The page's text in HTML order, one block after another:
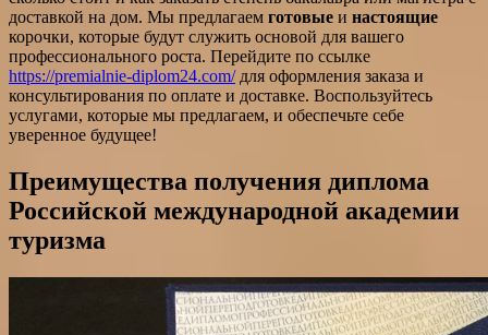
доставкой на дом. Мы предлагаем готовые и настоящие
корочки, которые будут служить основой для вашего
профессионального роста. Перейдите по ссылке
https://premialnie-diplom24.com/для оформления заказа и
консультирования по оплате и доставке. Воспользуйтесь
услугами, которые мы предлагаем, и обеспечьте себе
уверенное будущее!
Преимущества получения диплома
Российской международной академии
туризма